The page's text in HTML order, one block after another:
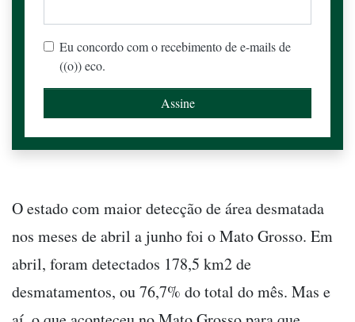
Eu concordo com o recebimento de e-mails de
((o)) eco.
O estado com maior detecção de área desmatada
nos meses de abril a junho foi o Mato Grosso. Em
abril, foram detectados 178,5 km2 de
desmatamentos, ou 76,7% do total do mês. Mas e